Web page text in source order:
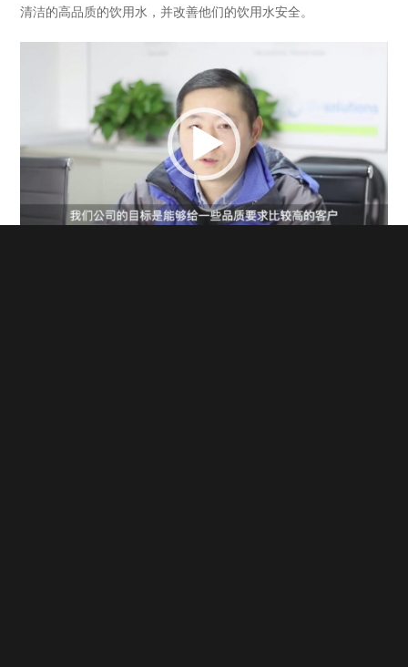
清洁的高品质的饮用水，并改善他们的饮用水安全。
器